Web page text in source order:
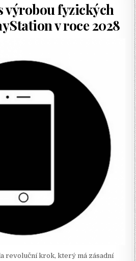
výrobou fyzických
v roce 2028
revoluční krok, který má zásadní